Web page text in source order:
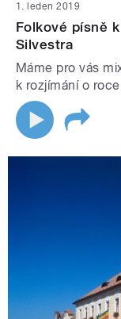
1. leden 2019
Folkové písně
Silvestra
Máme pro vás
k rozjímání o